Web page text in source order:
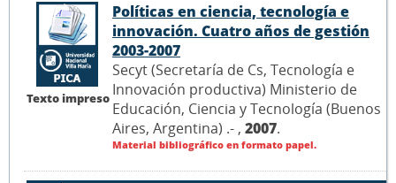
Texto impreso
Políticas en ciencia, tecnología e
innovación. Cuatro años de gestión
2003-2007
Secyt (Secretaría de Cs, Tecnología e
Innovación productiva) Ministerio de
Educación, Ciencia y Tecnología (Buenos
Aires, Argentina) .- , 2007.
Material bibliográfico en formato papel.